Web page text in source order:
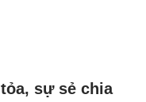
sự sẻ chia